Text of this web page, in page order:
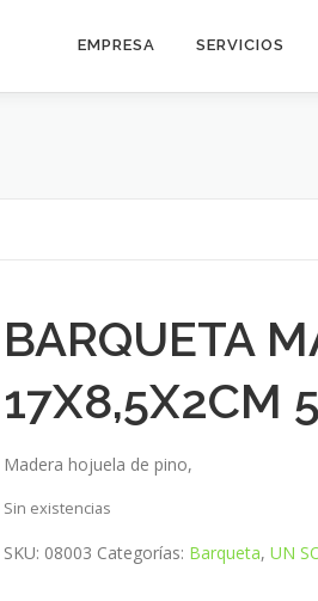
EMPRESA SERVICIOS
BARQUETA
17X8,5X2CM
Madera hojuela de pino,
Sin existencias
SKU: 08003 Categorías: Barqueta,UN